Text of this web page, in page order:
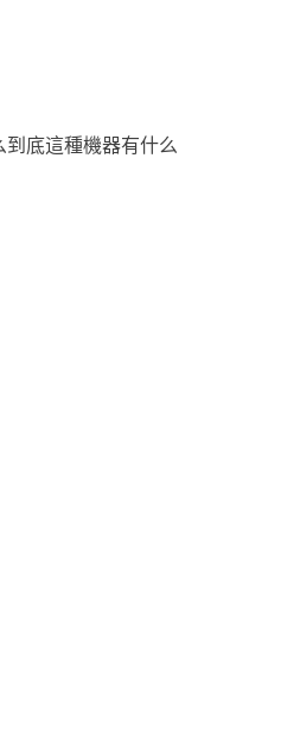
底這種機器有什么